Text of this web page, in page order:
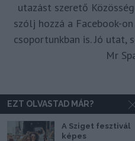
utazást szerető
szólj hozzá a Facebook-
csoportunkban is. Jó utat,
Mr
EZT OLVASTAD MÁR?
A Sziget fesztivál
képes